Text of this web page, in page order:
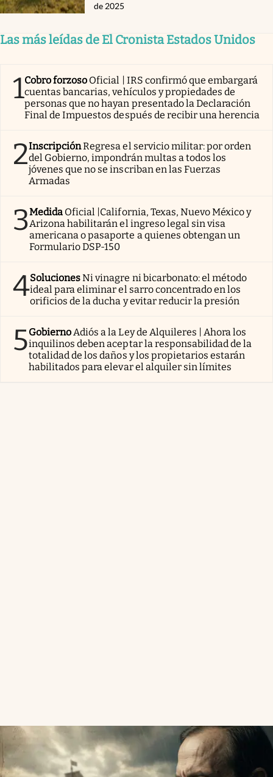
de 2025
Las más leídas de El Cronista Estados Unidos
1Cobro forzoso Oficial | IRS confirmó que embargará
cuentas bancarias, vehículos y propiedades de
personas que no hayan presentado la Declaración
Final de Impuestos después de recibir una herencia
2InscripciónRegresa el servicio militar: por orden
del Gobierno, impondrán multas a todos los
jóvenes que no se inscriban en las Fuerzas
Armadas
3Medida Oficial |California, Texas, Nuevo México y
Arizona habilitarán el ingreso legal sin visa
americana o pasaporte a quienes obtengan un
Formulario DSP-150
4SolucionesNi vinagre ni bicarbonato: el método
ideal para eliminar el sarro concentrado en los
orificios de la ducha y evitar reducir la presión
5GobiernoAdiós a la Ley de Alquileres | Ahora los
inquilinos deben aceptar la responsabilidad de la
totalidad de los daños y los propietarios estarán
habilitados para elevar el alquiler sin límites